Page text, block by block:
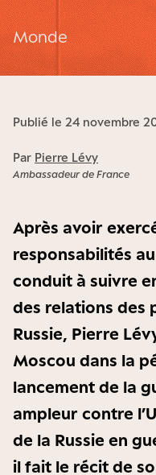
Monde
Publié le 24 novembre
Par Pierre Lévy
Ambassadeur de France
Après avoir
responsabilités
conduit à suivre
des relations des
Russie, Pierre
Moscou dans la
lancement de la
ampleur contre
de la Russie en
il fait le récit de